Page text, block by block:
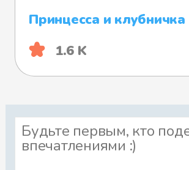
Принцесса и клубничка
1.6 K